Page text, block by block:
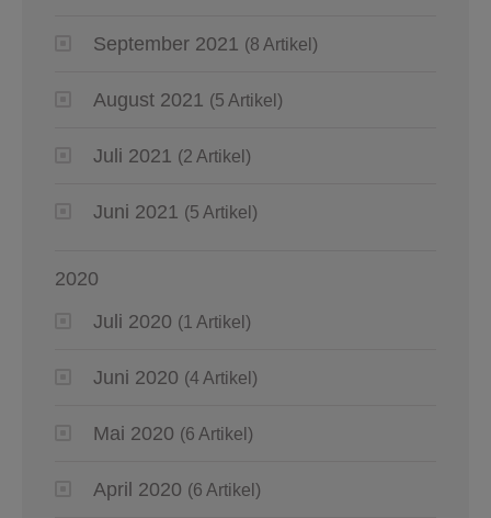
September 2021 (8 Artikel)
August 2021 (5 Artikel)
Juli 2021 (2 Artikel)
Juni 2021 (5 Artikel)
2020
Juli 2020 (1 Artikel)
Juni 2020 (4 Artikel)
Mai 2020 (6 Artikel)
April 2020 (6 Artikel)